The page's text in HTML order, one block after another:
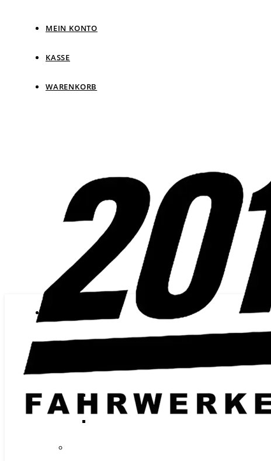
MEIN KONTO
KASSE
WARENKORB